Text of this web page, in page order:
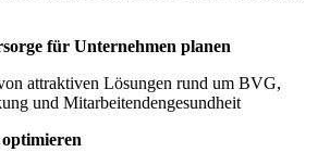
für Unternehmen planen
attraktiven Lösungen rund um BVG,
und Mitarbeitendengesundheit
optimieren